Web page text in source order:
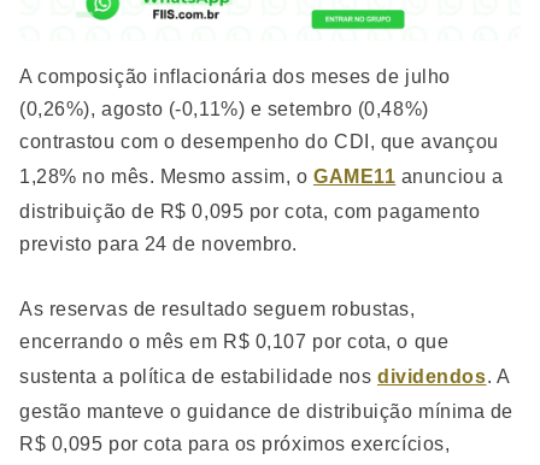
A composição inflacionária dos meses de julho
(0,26%), agosto (-0,11%) e setembro (0,48%)
contrastou com o desempenho do CDI, que avançou
1,28% no mês. Mesmo assim, o GAME11 anunciou a
distribuição de R$ 0,095 por cota, com pagamento
previsto para 24 de novembro.
As reservas de resultado seguem robustas,
encerrando o mês em R$ 0,107 por cota, o que
sustenta a política de estabilidade nos dividendos. A
gestão manteve o guidance de distribuição mínima de
R$ 0,095 por cota para os próximos exercícios,